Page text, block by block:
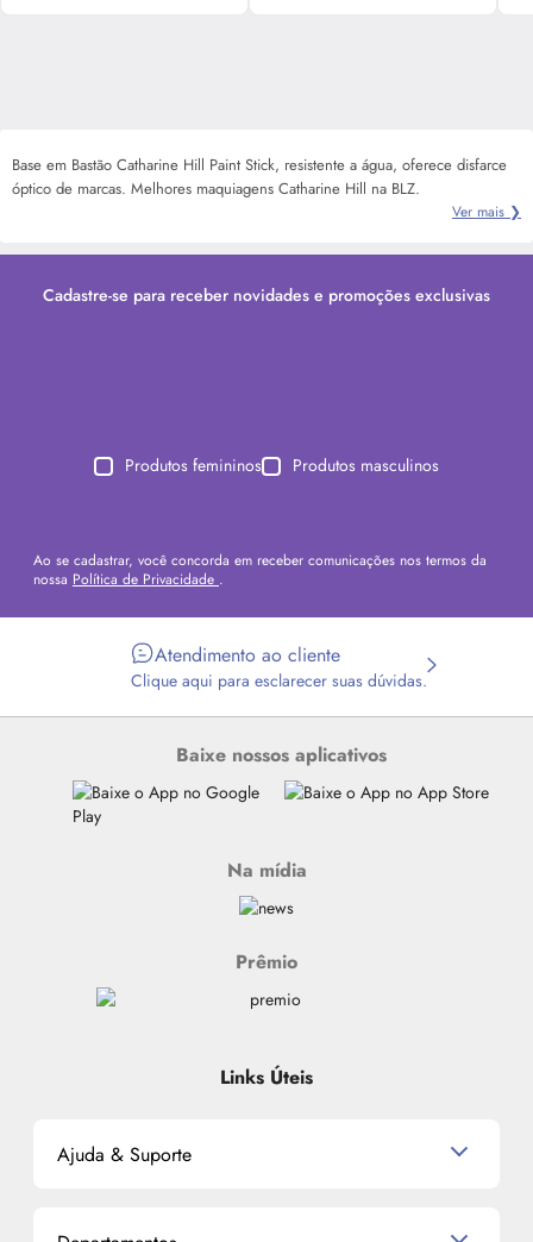
Base em Bastão Catharine Hill Paint Stick, resistente a água, oferece disfarce
óptico de marcas. Melhores maquiagens Catharine Hill na BLZ.
Ver mais ❯
Cadastre-se para receber novidades e promoções exclusivas
Produtos femininos Produtos masculinos
Ao se cadastrar, você concorda em receber comunicações nos termos da
nossa Política de Privacidade .
Atendimento ao cliente
Clique aqui para esclarecer suas dúvidas.
Baixe nossos aplicativos
Na mídia
Prêmio
Links Úteis
Ajuda & Suporte